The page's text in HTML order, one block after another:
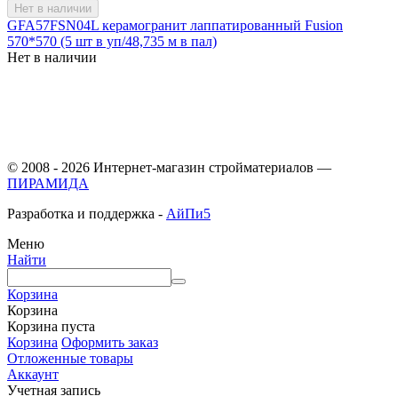
Нет в наличии
GFA57FSN04L керамогранит лаппатированный Fusion
570*570 (5 шт в уп/48,735 м в пал)
Нет в наличии
© 2008 - 2026 Интернет-магазин стройматериалов —
ПИРАМИДА
Разработка и поддержка - АйПи5
Меню
Найти
Корзина
Корзина
Корзина пуста
Корзина Оформить заказ
Отложенные товары
Аккаунт
Учетная запись